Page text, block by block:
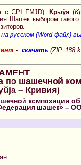
с CPI FMJD). Крыўя (
Шашек выбором
русском (Word-файл)
- скачать (ZIP, 188
по шашечной
– Кривия)
композиции
шашек» –